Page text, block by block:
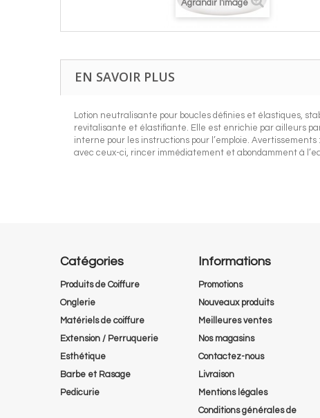
Agrandir l'image
EN SAVOIR PLUS
Lotion neutralisante pour boucles définies et élastiques,
revitalisante et élastifiante. Elle est enrichie par ailleurs
interne pour les instructions pour l’emploie.
avec ceux-ci, rincer immédiatement et abondamment à
Catégories
Produits de Coiffure
Onglerie
Matériels de coiffure
Extension / Perruquerie
Esthétique
Barbe et Rasage
Pedicurie
Informations
Promotions
Nouveaux produits
Meilleures ventes
Nos magasins
Contactez-nous
Livraison
Mentions légales
Conditions générales de